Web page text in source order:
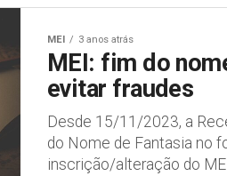
MEI 3 anos atrás
MEI: fim do
evitar fraudes
Desde 15/11/2023, a
do Nome de Fantasia no
inscrição/alteração do